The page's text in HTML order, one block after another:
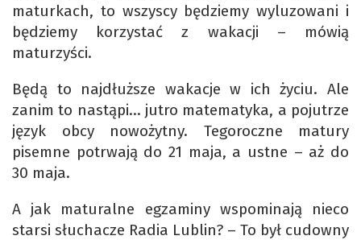
maturkach, to wszyscy będziemy wyluzowani i
będziemy korzystać z wakacji – mówią
maturzyści.
Będą to najdłuższe wakacje w ich życiu. Ale
zanim to nastąpi… jutro matematyka, a pojutrze
język obcy nowożytny. Tegoroczne matury
pisemne potrwają do 21 maja, a ustne – aż do
30 maja.
A jak maturalne egzaminy wspominają nieco
starsi słuchacze Radia Lublin? – To był cudowny